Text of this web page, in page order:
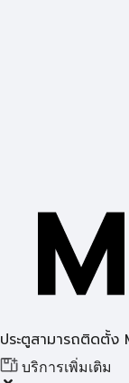
ประตูสามารถติดตั้ง
บริการเพิ่มเติม